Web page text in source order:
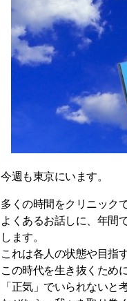
今週も東京にいます。
多くの時間をクリニック
よくあるお話しに、年間
します。
これは各人の状態や目指
この時代を生き抜くため
「正気」でいられないと